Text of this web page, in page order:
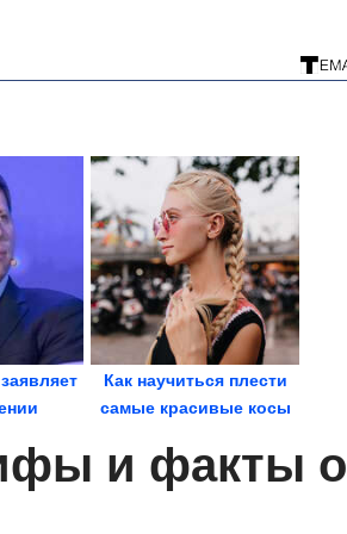
Как научиться плести
самые красивые косы
и факты о